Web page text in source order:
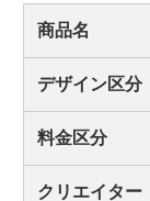
商品名
デザイン区分
料金区分
クリエイター